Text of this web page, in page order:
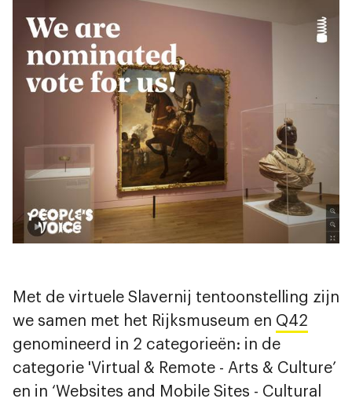
Met de virtuele Slavernij tentoonstelling zijn
we samen met het Rijksmuseum en Q42
genomineerd in 2 categorieën: in de
categorie 'Virtual & Remote - Arts & Culture’
en in ‘Websites and Mobile Sites - Cultural